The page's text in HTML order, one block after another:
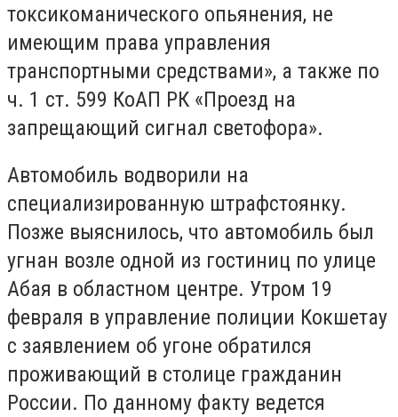
токсикоманического опьянения, не
имеющим права управления
транспортными средствами», а также по
ч. 1 ст. 599 КоАП РК «Проезд на
запрещающий сигнал светофора».
Автомобиль водворили на
специализированную штрафстоянку.
Позже выяснилось, что автомобиль был
угнан возле одной из гостиниц по улице
Абая в областном центре. Утром 19
февраля в управление полиции Кокшетау
с заявлением об угоне обратился
проживающий в столице гражданин
России. По данному факту ведется